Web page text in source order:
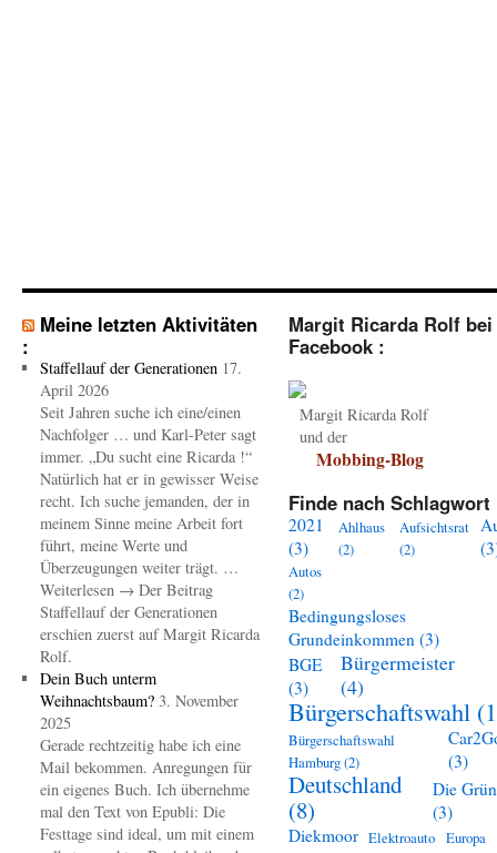
Meine letzten Aktivitäten
:
Staffellauf der Generationen 17.
April 2026
Seit Jahren suche ich eine/einen
Nachfolger … und Karl-Peter sagt
immer. „Du sucht eine Ricarda !“
Natürlich hat er in gewisser Weise
recht. Ich suche jemanden, der in
meinem Sinne meine Arbeit fort
führt, meine Werte und
Überzeugungen weiter trägt. …
Weiterlesen → Der Beitrag
Staffellauf der Generationen
erschien zuerst auf Margit Ricarda
Rolf.
Dein Buch unterm
Weihnachtsbaum? 3. November
2025
Gerade rechtzeitig habe ich eine
Mail bekommen. Anregungen für
ein eigenes Buch. Ich übernehme
mal den Text von Epubli: Die
Festtage sind ideal, um mit einem
Margit Ricarda Rolf bei
Facebook :
Margit Ricarda Rolf
und der
Mobbing-Blog
Finde nach Schlagwort
2021
(3)
Ahlhaus
(2)
Aufsichtsrat
(2)
Autos
(2)
Bedingungsloses
Grundeinkommen (3)
BGE
(3)
Bürgermeister
(4)
Bürgerschaftswahl
Bürgerschaftswahl
Hamburg(2)
(3)
Deutschland
(8)
Die
(3)
Diekmoor Elektroauto Europa